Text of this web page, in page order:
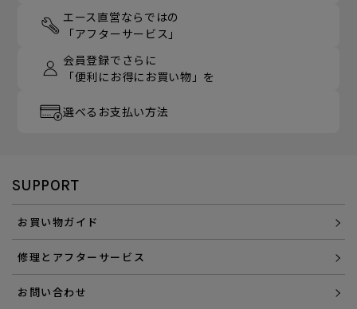
エース直営ならではの
「アフターサービス」
会員登録でさらに
「便利にお得にお買い物」を
選べるお支払い方法
SUPPORT
お買い物ガイド
修理とアフターサービス
お問い合わせ